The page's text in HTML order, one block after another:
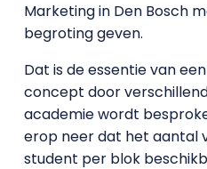
Marketing in Den Bosch
begroting geven.
Dat is de essentie van
concept door
academie wordt
erop neer dat het aantal
student per blok